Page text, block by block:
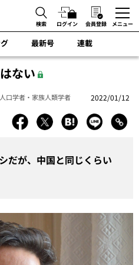
検索 ログイン 会員登録 メニュー
最新号 連載
ない
口学者・家族人類学者 2022/01/12
だが、中国と同じくらい